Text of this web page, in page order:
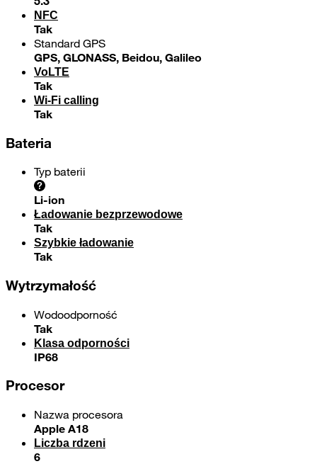
NFC
Tak
Standard GPS
GPS, GLONASS, Beidou, Galileo
VoLTE
Tak
Wi-Fi calling
Tak
Bateria
Typ baterii
Li-ion
Ładowanie bezprzewodowe
Tak
Szybkie ładowanie
Tak
Wytrzymałość
Wodoodporność
Tak
Klasa odporności
IP68
Procesor
Nazwa procesora
Apple A18
Liczba rdzeni
6